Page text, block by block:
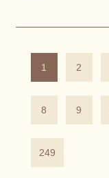
1 2
8 9
249